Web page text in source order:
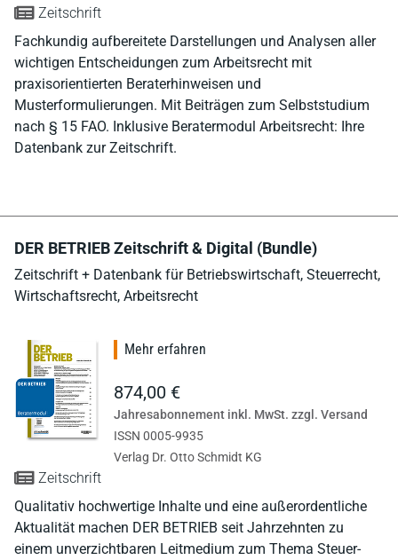
Zeitschrift
Fachkundig aufbereitete Darstellungen und Analysen aller
wichtigen Entscheidungen zum Arbeitsrecht mit
praxisorientierten Beraterhinweisen und
Musterformulierungen. Mit Beiträgen zum Selbststudium
nach § 15 FAO. Inklusive Beratermodul Arbeitsrecht: Ihre
Datenbank zur Zeitschrift.
DER BETRIEB Zeitschrift & Digital (Bundle)
Zeitschrift + Datenbank für Betriebswirtschaft, Steuerrecht,
Wirtschaftsrecht, Arbeitsrecht
Zeitschrift
Qualitativ hochwertige Inhalte und eine außerordentliche
Aktualität machen DER BETRIEB seit Jahrzehnten zu
einem unverzichtbaren Leitmedium zum Thema Steuer-
Mehr erfahren
874,00 €
Jahresabonnement inkl. MwSt. zzgl. Versand
ISSN 0005-9935
Verlag Dr. Otto Schmidt KG